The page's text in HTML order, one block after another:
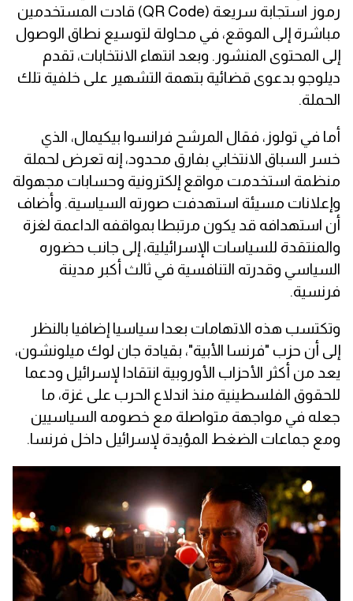
رموز استجابة سريعة (QR Code) قادت المستخدمين
مباشرة إلى الموقع، في محاولة لتوسيع نطاق الوصول
إلى المحتوى المنشور. وبعد انتهاء الانتخابات، تقدم
ديلوجو بدعوى قضائية بتهمة التشهير على خلفية تلك
الحملة.
أما في تولوز، فقال المرشح فرانسوا بيكيمال، الذي
خسر السباق الانتخابي بفارق محدود، إنه تعرض لحملة
منظمة استخدمت مواقع إلكترونية وحسابات مجهولة
وإعلانات مسيئة استهدفت صورته السياسية. وأضاف
أن استهدافه قد يكون مرتبطا بمواقفه الداعمة لغزة
والمنتقدة للسياسات الإسرائيلية، إلى جانب حضوره
السياسي وقدرته التنافسية في ثالث أكبر مدينة
فرنسية.
وتكتسب هذه الاتهامات بعدا سياسيا إضافيا بالنظر
إلى أن حزب "فرنسا الأبية"، بقيادة جان لوك ميلونشون،
يعد من أكثر الأحزاب الأوروبية انتقادا لإسرائيل ودعما
للحقوق الفلسطينية منذ اندلاع الحرب على غزة، ما
جعله في مواجهة متواصلة مع خصومه السياسيين
ومع جماعات الضغط المؤيدة لإسرائيل داخل فرنسا.